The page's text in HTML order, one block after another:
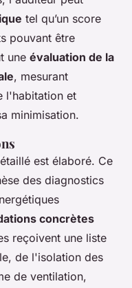
tel qu’un score
pouvant être
une évaluation de la
, mesurant
l'habitation et
minimisation.
est élaboré. Ce
des diagnostics
concrètes
reçoivent une liste
de l'isolation des
de ventilation,